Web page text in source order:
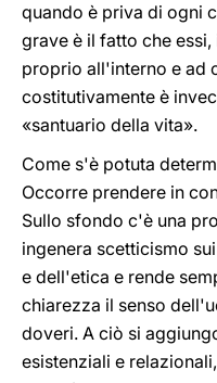
quando è priva di ogni
grave è il fatto che
proprio all'interno e ad
costitutivamente è
«santuario della vita».
Come s'è potuta
Occorre prendere in
Sullo sfondo c'è una
ingenera scetticismo
e dell'etica e rende
chiarezza il senso
doveri. A ciò si
esistenziali e